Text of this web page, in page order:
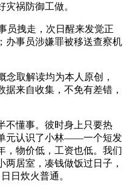
祸防御工做。
拽走，次日醒来发觉正
办事员涉嫌罪被移送查察机
取解读均为本人原创，
来自收集，不免有差错，
懂事。彼时身上只要热
元认识了小林——一个短发
，物价低，工资也低。我们
居室，凑钱做饭过日子，
日炊火普通。